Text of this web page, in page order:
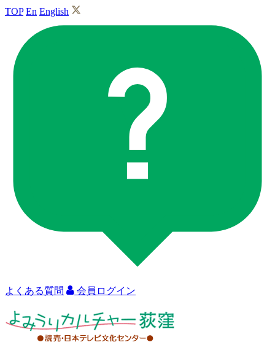
TOP En English
よくある質問 会員ログイン